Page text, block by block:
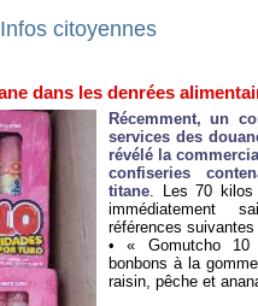
Infos citoyennes
dans les denrées
Récemment, un
services des
révélé la
confiseries
titane . Les 70
immédiatement
références suivantes
• « Gomutcho 10
bonbons à la
raisin, pêche et